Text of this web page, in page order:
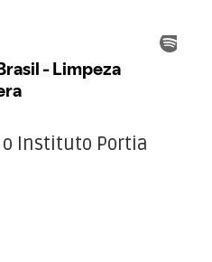
Instituto Portia